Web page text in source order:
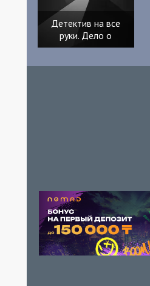
Детектив на все
руки. Дело о